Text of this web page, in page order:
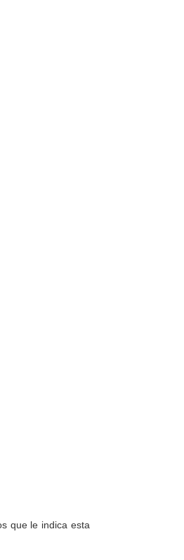
que le indica esta